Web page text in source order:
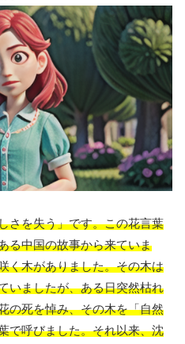
さを失う」です。この花言葉
る中国の故事から来ていま
く木がありました。その木は
いましたが、ある日突然枯れ
の死を悼み、その木を「自然
で呼びました。それ以来、沈